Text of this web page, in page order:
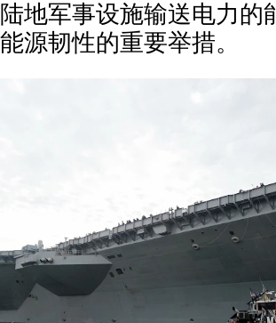
地军事设施输送电力的
源韧性的重要举措。